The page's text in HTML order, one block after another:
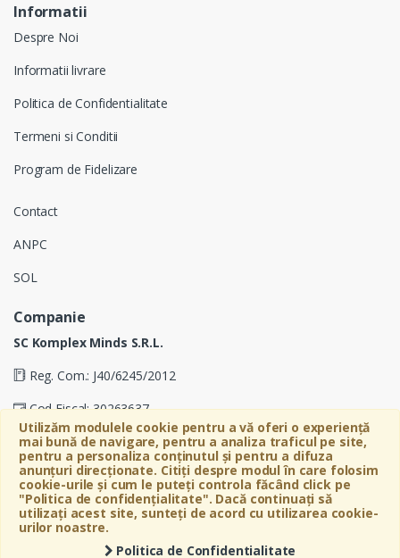
Utilizăm modulele cookie pentru a vă oferi o experiență
mai bună de navigare, pentru a analiza traficul pe site,
pentru a personaliza conținutul și pentru a difuza
anunțuri direcționate. Citiți despre modul în care folosim
cookie-urile și cum le puteți controla făcând click pe
"Politica de confidențialitate". Dacă continuați să
utilizați acest site, sunteți de acord cu utilizarea cookie-
urilor noastre.
Politica de Confidentialitate
Informatii
Despre Noi
Informatii livrare
Politica de Confidentialitate
Termeni si Conditii
Program de Fidelizare
Contact
ANPC
SOL
Companie
SC Komplex Minds S.R.L.
Reg. Com.: J40/6245/2012
Cod Fiscal: 30263637
Soseaua Virtutii 19D, Etaj 4, Biroul A, Sector 6, Bucuresti